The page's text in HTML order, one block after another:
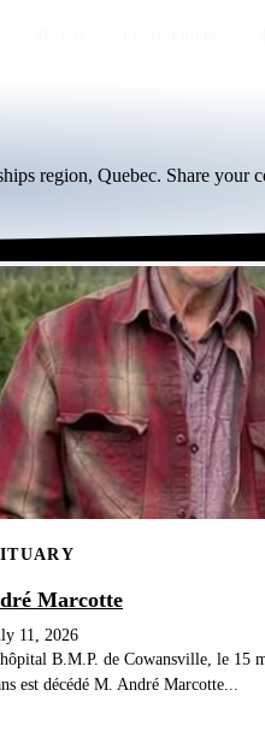
region, Quebec. Share your
Marcotte
11, 2026
B.M.P. de Cowansville, le 15
est décédé M. André Marcotte...